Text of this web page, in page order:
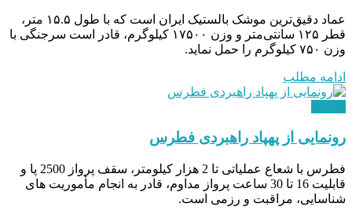
عماد دقیق‌ترین موشک بالستیک ایران است که با طول ۱۵.۵ متر،
قطر ۱۲۵ سانتی‌متر و وزن ۱۷۵۰۰ کیلوگرم، قادر است سرجنگی با
وزن ۷۵۰ کیلوگرم را حمل نماید.
ادامه مطلب
رونمایی از پهپاد راهبردی فطرس
فطرس با شعاع عملیاتی تا 2 هزار کیلومتر، سقف پرواز 2500 پا و
قابلیت 16 تا 30 ساعت پرواز مداوم، قادر به انجام مأموریت های
شناسایی، مراقبت و رزمی است.